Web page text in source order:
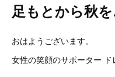
足もとから秋
おはようございます。
女性の笑顔のサポーター ド